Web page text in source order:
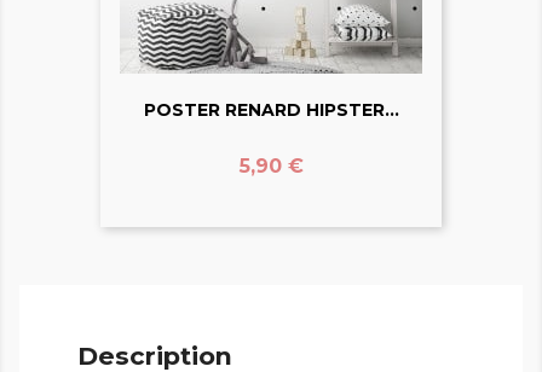
POSTER RENARD HIPSTER...
Prix
5,90 €
Description